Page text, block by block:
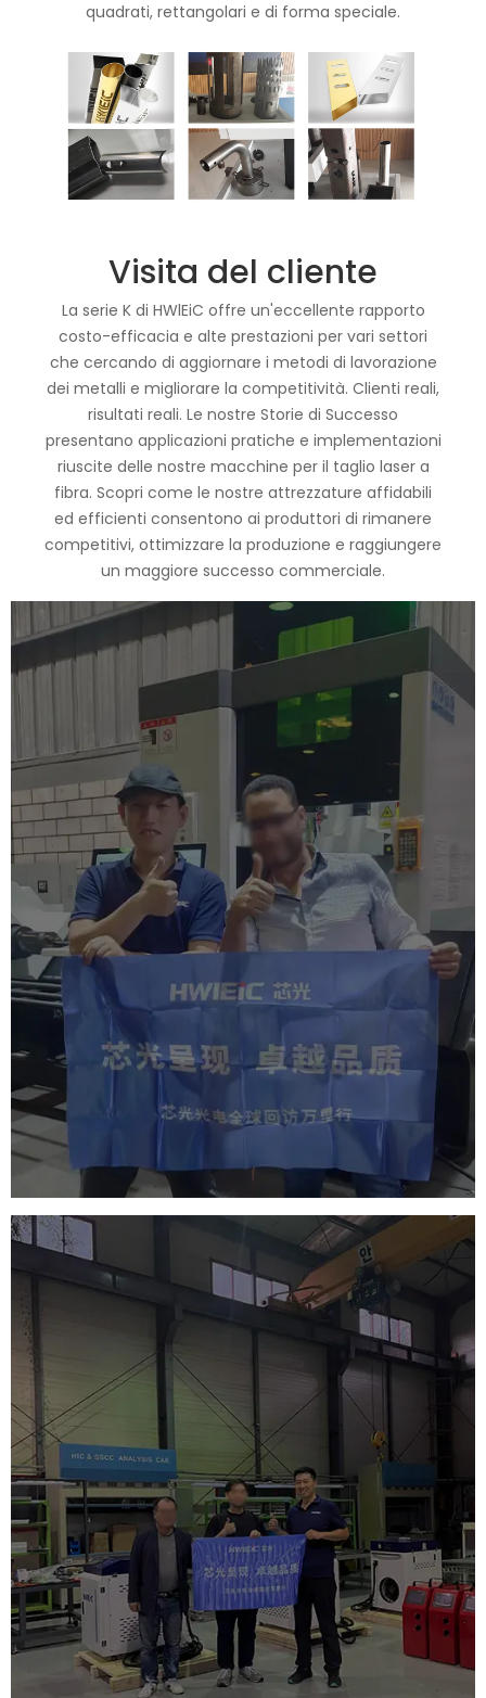
quadrati, rettangolari e di forma speciale.
Visita del cliente
La serie K di HWlEiC offre un'eccellente rapporto
costo-efficacia e alte prestazioni per vari settori
che cercando di aggiornare i metodi di lavorazione
dei metalli e migliorare la competitività. Clienti reali,
risultati reali. Le nostre Storie di Successo
presentano applicazioni pratiche e implementazioni
riuscite delle nostre macchine per il taglio laser a
fibra. Scopri come le nostre attrezzature affidabili
ed efficienti consentono ai produttori di rimanere
competitivi, ottimizzare la produzione e raggiungere
un maggiore successo commerciale.